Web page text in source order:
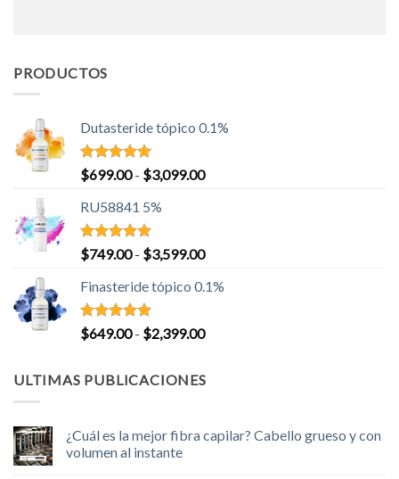
PRODUCTOS
Dutasteride tópico 0.1%
Valorado
con
de 5
$699.00 - $3,099.00Rango
$699.00
$3,099.00
RU58841 5%
Valorado
con
de 5
$749.00 - $3,599.00Rango
precios:
$749.00
Finasteride tópico 0.1%
Valorado
con
$649.00 - $2,399.00Rango
desde
$2,399.00
ULTIMAS PUBLICACIONES
¿Cuál es la mejor fibra capilar? Cabello grueso y con
volumen al instante